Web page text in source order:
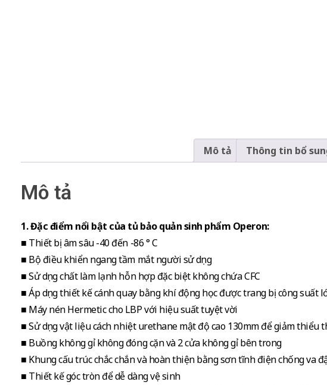
Mô tả Thông tin bổ
Mô tả
1. Đặc điểm nổi bật của tủ bảo quản sinh phẩm Operon:
■ Thiết bị âm sâu -40 đến -86 ° C
■ Bộ điều khiển ngang tầm mắt người sử dụng
■ Sử dụng chất làm lạnh hỗn hợp đặc biệt không chứa CFC
■ Áp dụng thiết kế cánh quay bằng khí động học được trang bị công suất
■ Máy nén Hermetic cho LBP với hiệu suất tuyệt vời
■ Sử dụng vật liệu cách nhiệt urethane mật độ cao 130mm để giảm
■ Buồng không gỉ không đóng cặn và 2 cửa không gỉ bên trong
■ Khung cấu trúc chắc chắn và hoàn thiện bằng sơn tĩnh điện chống va
■ Thiết kế góc tròn để dễ dàng vệ sinh